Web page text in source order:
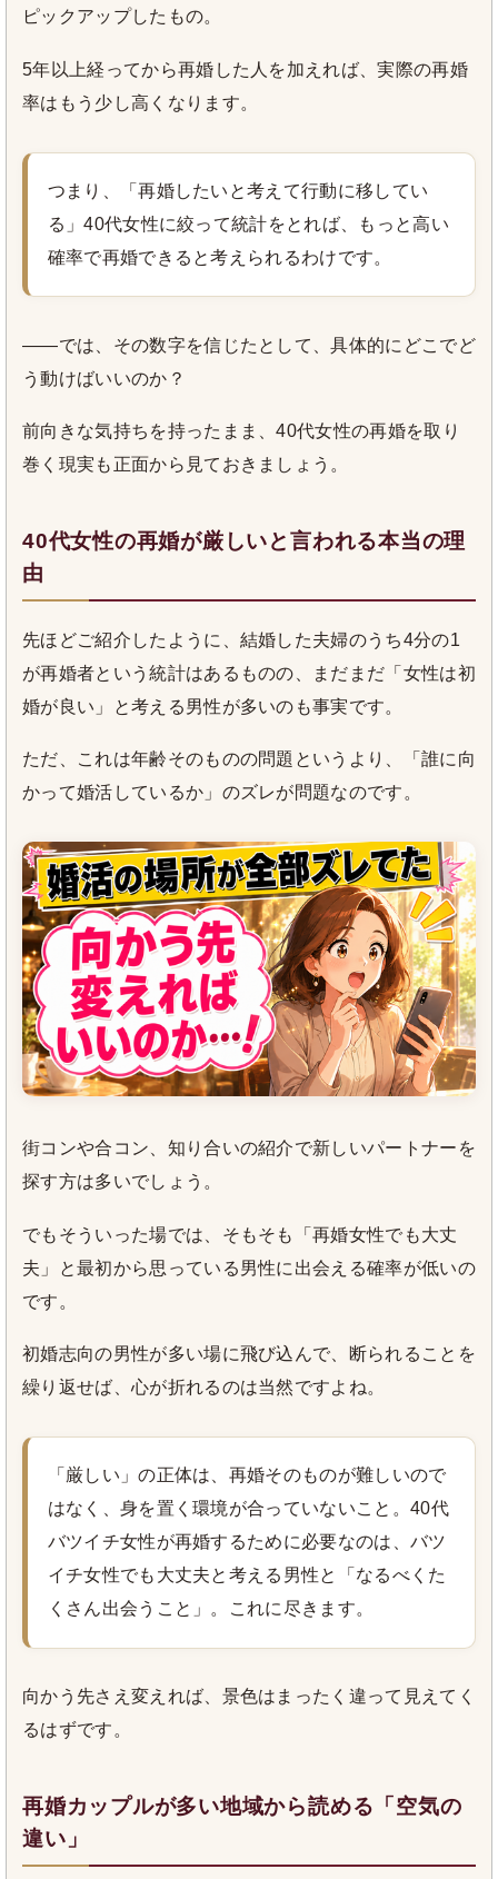
ピックアップしたもの。
5年以上経ってから再婚した人を加えれば、実際の再婚
率はもう少し高くなります。
つまり、「再婚したいと考えて行動に移してい
る」40代女性に絞って統計をとれば、もっと高い
確率で再婚できると考えられるわけです。
——では、その数字を信じたとして、具体的にどこでど
う動けばいいのか？
前向きな気持ちを持ったまま、40代女性の再婚を取り
巻く現実も正面から見ておきましょう。
40代女性の再婚が厳しいと言われる本当の理
由
先ほどご紹介したように、結婚した夫婦のうち4分の1
が再婚者という統計はあるものの、まだまだ「女性は初
婚が良い」と考える男性が多いのも事実です。
ただ、これは年齢そのものの問題というより、「誰に向
かって婚活しているか」のズレが問題なのです。
街コンや合コン、知り合いの紹介で新しいパートナーを
探す方は多いでしょう。
でもそういった場では、そもそも「再婚女性でも大丈
夫」と最初から思っている男性に出会える確率が低いの
です。
初婚志向の男性が多い場に飛び込んで、断られることを
繰り返せば、心が折れるのは当然ですよね。
「厳しい」の正体は、再婚そのものが難しいので
はなく、身を置く環境が合っていないこと。40代
バツイチ女性が再婚するために必要なのは、バツ
イチ女性でも大丈夫と考える男性と「なるべくた
くさん出会うこと」。これに尽きます。
向かう先さえ変えれば、景色はまったく違って見えてく
るはずです。
再婚カップルが多い地域から読める「空気の
違い」